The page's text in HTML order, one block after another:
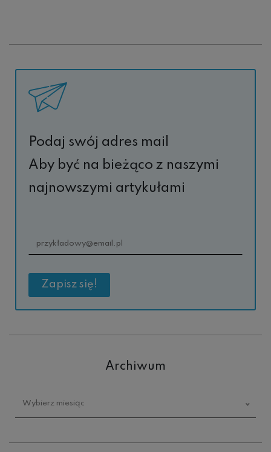
Podaj swój adres mail
Aby być na bieżąco z naszymi
najnowszymi artykułami
Archiwum
Archiwum
Wybierz miesiąc